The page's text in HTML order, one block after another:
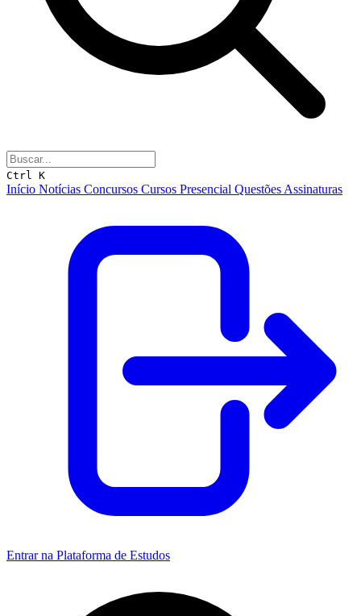
Ctrl K
Início Notícias Concursos Cursos Presencial Questões Assinaturas
Entrar na Plataforma de Estudos